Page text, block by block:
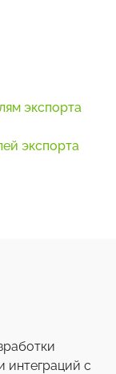
экспорта
экспорта
интеграций с